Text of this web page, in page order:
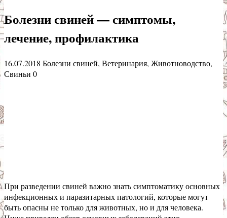
Болезни свиней — симптомы,
лечение, профилактика
16.07.2018 Болезни свиней, Ветеринария, Животноводство,
Свиньи 0
При разведении свиней важно знать симптоматику основных
инфекционных и паразитарных патологий, которые могут
быть опасны не только для животных, но и для человека.